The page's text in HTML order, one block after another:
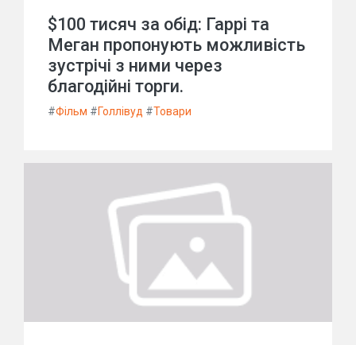
$100 тисяч за обід: Гаррі та
Меган пропонують можливість
зустрічі з ними через
благодійні торги.
#Фільм #Голлівуд #Товари